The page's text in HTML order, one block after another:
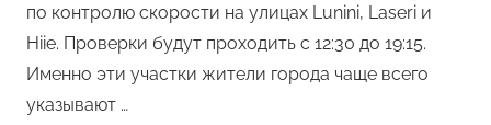
по контролю скорости на улицах Lunini, Laseri и
Hiie. Проверки будут проходить с 12:30 до 19:15.
Именно эти участки жители города чаще всего
указывают …